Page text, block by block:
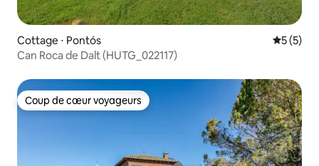
Cottage ⋅ Pontós
5 (5)
Can Roca de Dalt (HUTG_022117)
Coup de cœur voyageurs
Coup de cœur voyageurs